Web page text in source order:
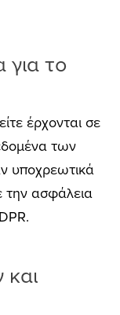
για το
έρχονται σε
των
υποχρεωτικά
την ασφάλεια